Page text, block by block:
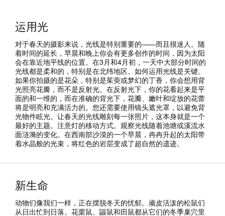
运用光
对于春天的摄影来说，光线是特别重要的——而且很迷人。随
着时间的延长，早晨和晚上你会有更多创作的时间，因为太阳
会在靠近地平线的位置。在3月和4月初，一天中大部分时间的
光线都是柔和的，特别是在北纬地区。如何运用光线是关键。
如果你拍摄的是花朵，特别是茱萸或梦幻的丁香，你会想用背
光照亮花瓣，而不是反射光。在反射光下，你的花看起来是平
面的和一维的，而在准确的背光下，花瓣、嫩叶和绽放的花蕾
将是明亮和充满活力的。您还需要使用镜头遮光罩，以避免背
光物件眩光。让春天的光线雕刻每一张照片，这本身就是一个
最好的主题。注意灯的移动方式。观察光线随着池塘或溪流水
面涟漪的变化。在西南部沙漠的一个早晨，冉冉升起的太阳带
着水晶般的光束，将红色的岩层变成了超自然的遗迹。
新生命
动物们像我们一样，正在摆脱冬天的忧郁。顽皮活泼的松鼠们
从日出忙到日落。花栗鼠、鼹鼠和田鼠都从它们的冬季巢穴里